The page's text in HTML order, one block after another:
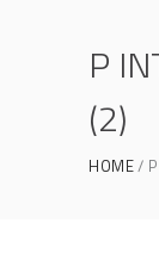
P
(2)
HOME